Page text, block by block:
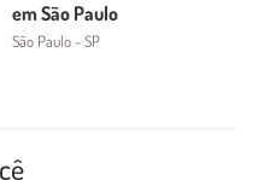
em São Paulo
São Paulo - SP